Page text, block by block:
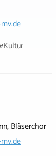
Bläserchor